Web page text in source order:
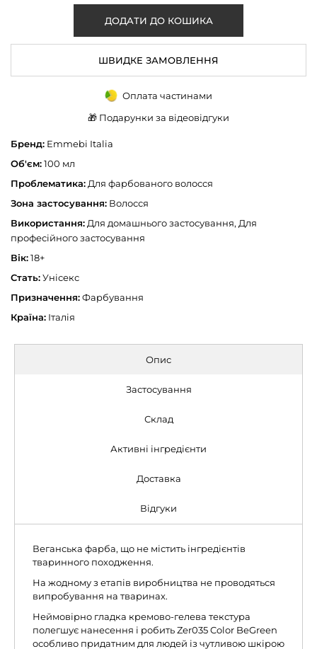
ШВИДКЕ ЗАМОВЛЕННЯ
Оплата частинами
🎁 Подарунки за відеовідгуки
Бренд: Emmebi Italia
Об'єм:100 мл
Проблематика: Для фарбованого волосся
Зона застосування: Волосся
Використання: Для домашнього застосування, Для
професійного застосування
Вік:18+
Стать:Унісекс
Призначення:Фарбування
Країна: Італія
Опис
Застосування
Склад
Активні інгредієнти
Доставка
Відгуки
Веганська фарба, що не містить інгредієнтів
тваринного походження.
На жодному з етапів виробництва не проводяться
випробування на тваринах.
Неймовірно гладка кремово-гелева текстура
полегшує нанесення і робить Zer035 Color BeGreen
особливо придатним для людей із чутливою шкірою